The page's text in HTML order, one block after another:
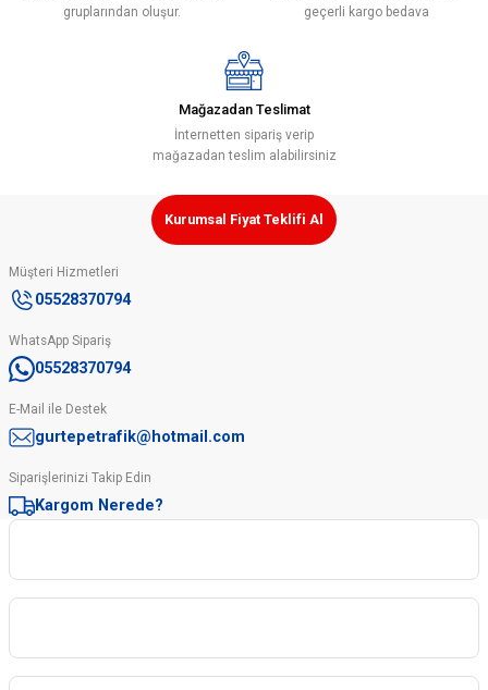
Gönder
gruplarından oluşur.
geçerli kargo bedava
Mağazadan Teslimat
İnternetten sipariş verip
mağazadan teslim alabilirsiniz
Müşteri Hizmetleri
05528370794
WhatsApp Sipariş
05528370794
E-Mail ile Destek
gurtepetrafik@hotmail.com
Siparişlerinizi Takip Edin
Kargom Nerede?
Kurumsal Fiyat Teklifi Al